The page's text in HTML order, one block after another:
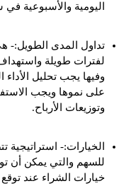
اليومية والأسبوعية
تداول المدى الطويل:-
لفترات طويلة
وفيها يجب تحليل
على نموها ويجب
وتوزيعات الأرباح.
الخيارات:- استراتيجية
للسهم والتي يمكن أن
خيارات الشراء عند